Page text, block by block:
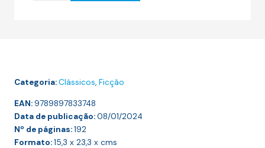
Humana)
Categoria:Clássicos, Ficção
EAN:9789897833748
Data de publicação:08/01/2024
Nº de páginas:192
Formato:15,3 x 23,3 x cms